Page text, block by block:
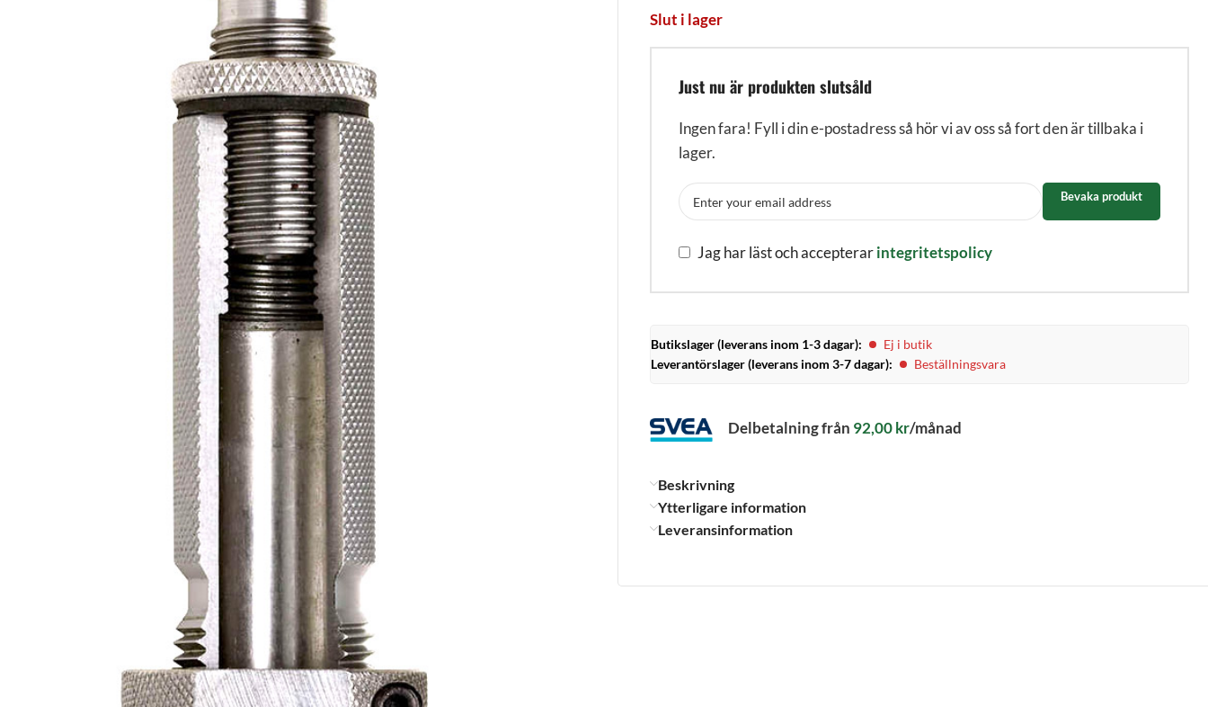
Slut i lager
Just nu är produkten slutsåld
Ingen fara! Fyll i din e-postadress så hör vi av oss så fort den är tillbaka i
lager.
Bevaka produkt
Jag har läst och accepterarintegritetspolicy
Butikslager (leverans inom 1-3 dagar):
Ej i butik
Leverantörslager (leverans inom 3-7 dagar):
Beställningsvara
Delbetalning från 92,00kr/månad
Beskrivning
Ytterligare information
Leveransinformation